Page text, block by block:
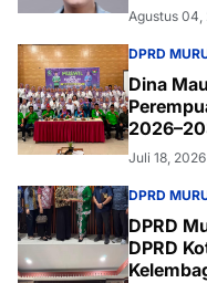
Agustus 04,
DPRD
Dina
Juli 18, 2026
DPRD
DPRD
DPRD